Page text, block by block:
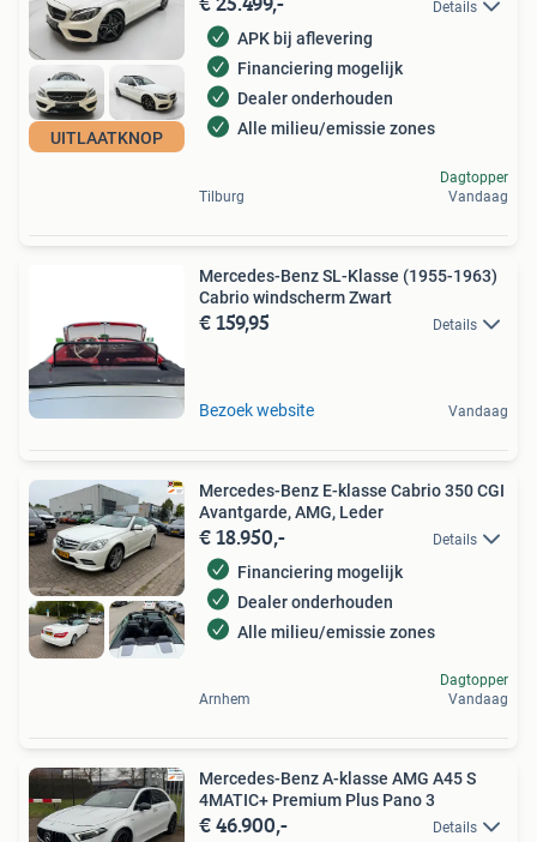
UITLAATKNOP
Details
APK bij aflevering
Financiering mogelijk
Dealer onderhouden
Alle milieu/emissie zones
Tilburg
Dagtopper
Vandaag
Mercedes-Benz SL-Klasse (1955-1963)
Cabrio windscherm Zwart
€ 159,95 Details
Bezoek website Vandaag
Mercedes-Benz E-klasse Cabrio 350 CGI
Avantgarde, AMG, Leder
€ 18.950,- Details
Financiering mogelijk
Dealer onderhouden
Alle milieu/emissie zones
Arnhem
Dagtopper
Vandaag
Mercedes-Benz A-klasse AMG A45 S
4MATIC+ Premium Plus Pano 3
€ 46.900,- Details